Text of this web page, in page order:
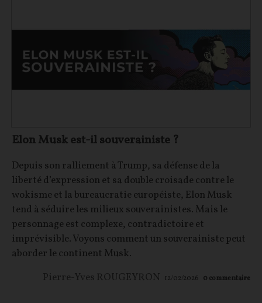
Elon Musk est-il souverainiste ?
Depuis son ralliement à Trump, sa défense de la
liberté d’expression et sa double croisade contre le
wokisme et la bureaucratie européiste, Elon Musk
tend à séduire les milieux souverainistes. Mais le
personnage est complexe, contradictoire et
imprévisible. Voyons comment un souverainiste peut
aborder le continent Musk.
Pierre-Yves ROUGEYRON 12/02/2026 0 commentaire